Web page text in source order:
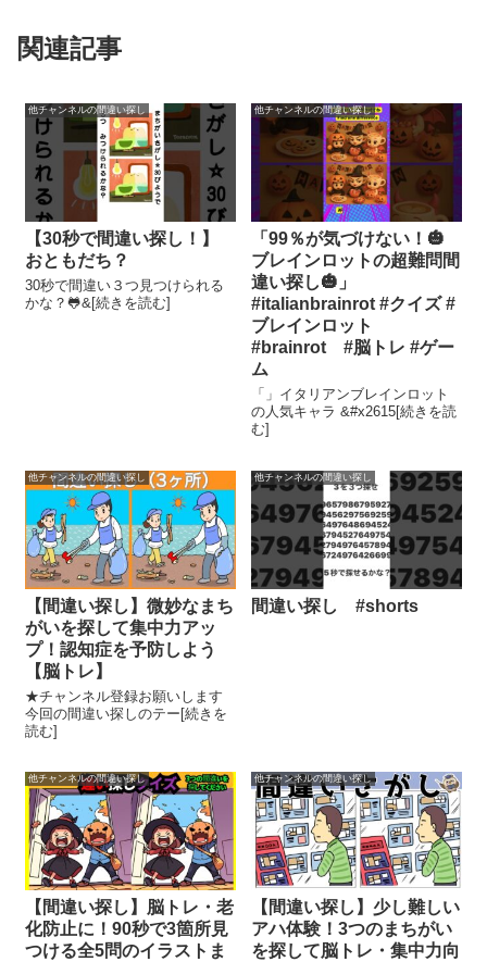
関連記事
他チャンネルの間違い探し
【30秒で間違い探し！】
おともだち？
30秒で間違い３つ見つけられる
かな？🐸&[続きを読む]
他チャンネルの間違い探し
「99％が気づけない！🎃
ブレインロットの超難問間
違い探し🎃」
#italianbrainrot #クイズ #
ブレインロット
#brainrot #脳トレ #ゲー
ム
「」イタリアンブレインロット
の人気キャラ &#x2615[続きを読
む]
他チャンネルの間違い探し
【間違い探し】微妙なまち
がいを探して集中力アッ
プ！認知症を予防しよう
【脳トレ】
★チャンネル登録お願いします
今回の間違い探しのテー[続きを
読む]
他チャンネルの間違い探し
間違い探し #shorts
他チャンネルの間違い探し
【間違い探し】脳トレ・老
化防止に！90秒で3箇所見
つける全5問のイラストま
他チャンネルの間違い探し
【間違い探し】少し難しい
アハ体験！3つのまちがい
を探して脳トレ・集中力向